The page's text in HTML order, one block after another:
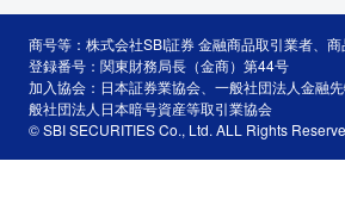
商号等：株式会社SBI証券 金融商品取引業者、
登録番号：関東財務局長（金商）第44号
加入協会：日本証券業協会、一般社団法人金融
般社団法人日本暗号資産等取引業協会
© SBI SECURITIES Co., Ltd. ALL Rights